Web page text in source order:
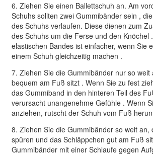
6. Ziehen Sie einen Ballettschuh an. Am
Schuhs sollten zwei Gummibänder sein , die
des Schuhs verlaufen. Diese dienen zum
des Schuhs um die Ferse und den Knöchel
elastischen Bandes ist einfacher, wenn Sie
einem Schuh gleichzeitig machen .
7. Ziehen Sie die Gummibänder nur so weit
bequem am Fuß sitzt . Wenn Sie zu fest
das Gummiband in den hinteren Teil des
verursacht unangenehme Gefühle . Wenn
anziehen, rutscht der Schuh vom Fuß
8. Ziehen Sie die Gummibänder so weit an,
spüren und das Schläppchen gut am Fuß
Gummibänder mit einer Schlaufe gegen